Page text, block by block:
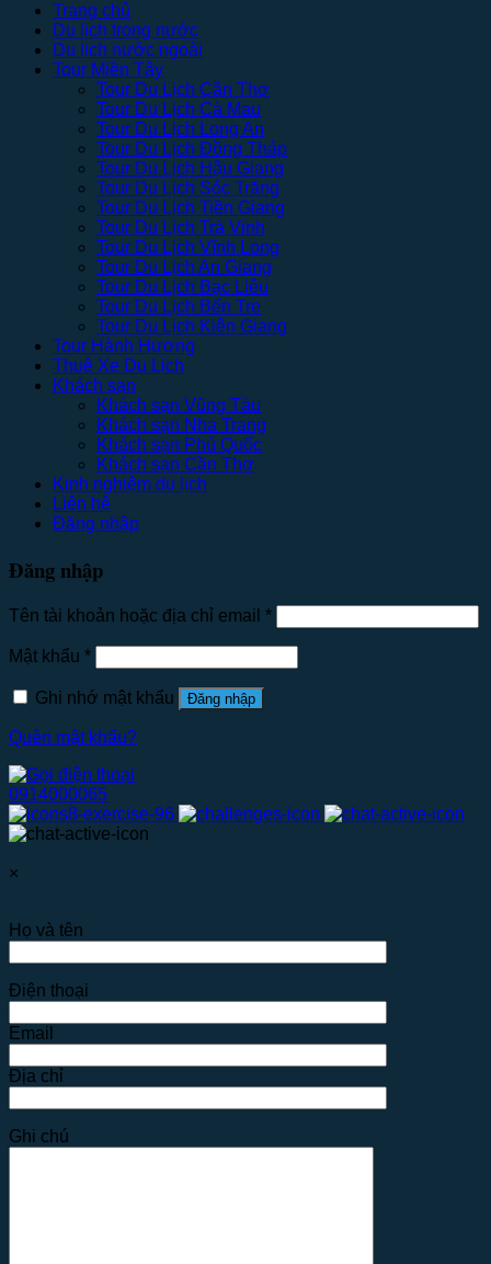
Trang chủ
Du lịch trong nước
Du lịch nước ngoài
Tour Miền Tây
Tour Du Lịch Cần Thơ
Tour Du Lịch Cà Mau
Tour Du Lịch Long An
Tour Du Lịch Đồng Tháp
Tour Du Lịch Hậu Giang
Tour Du Lịch Sóc Trăng
Tour Du Lịch Tiền Giang
Tour Du Lịch Trà Vinh
Tour Du Lịch Vĩnh Long
Tour Du Lịch An Giang
Tour Du Lịch Bạc Liêu
Tour Du Lịch Bến Tre
Tour Du Lịch Kiên Giang
Tour Hành Hương
Thuê Xe Du Lịch
Khách sạn
Khách sạn Vũng Tàu
Khách sạn Nha Trang
Khách sạn Phú Quốc
Khách sạn Cần Thơ
Kinh nghiệm du lịch
Liên hệ
Đăng nhập
Đăng nhập
Tên tài khoản hoặc địa chỉ email *
Mật khẩu *
Ghi nhớ mật khẩu Đăng nhập
Quên mật khẩu?
0914000065
×
Họ và tên
Điện thoại
Email
Địa chỉ
Ghi chú